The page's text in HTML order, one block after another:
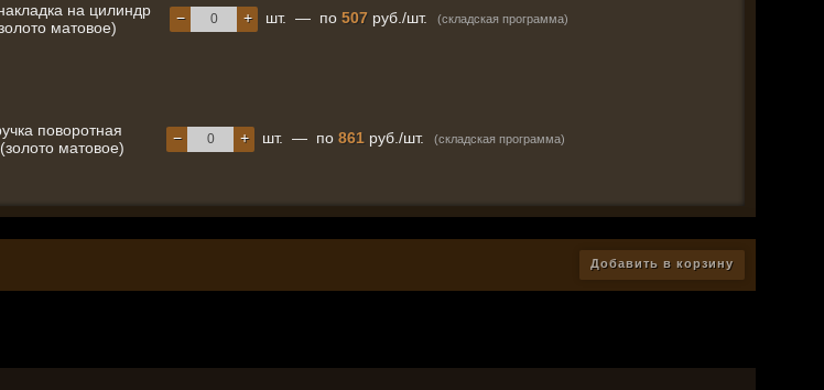
на цилиндр
матовое)
+
− шт. — по 507 руб./шт. (складская программа)
поворотная
матовое)
+
− шт. — по 861 руб./шт. (складская программа)
Добавить в корзину